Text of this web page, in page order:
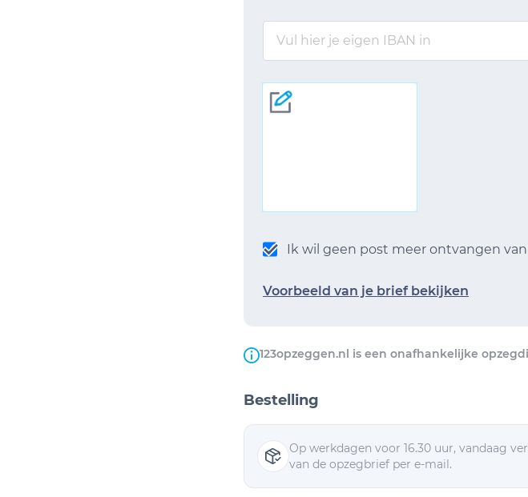
Ik wil geen post meer ontvangen
Voorbeeld van je brief bekijken
123opzeggen.nl is een onafhankelijke
Bestelling
Op werkdagen voor 16.30 uur, vandaag
van de opzegbrief per e-mail.